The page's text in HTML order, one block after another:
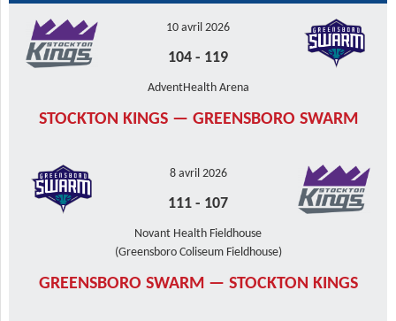
10 avril 2026
104 - 119
AdventHealth Arena
STOCKTON KINGS — GREENSBORO SWARM
8 avril 2026
111 - 107
Novant Health Fieldhouse
(Greensboro Coliseum Fieldhouse)
GREENSBORO SWARM — STOCKTON KINGS